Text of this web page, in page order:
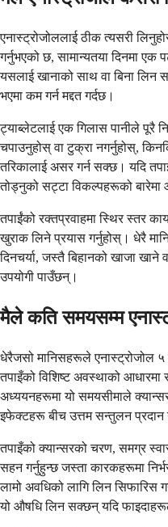
एनास्ट्रोजोललाई ठीक त्यसरी
गर्नुभएको छ, सामान्यतया दिनमा
यसलाई खानाको साथ वा बिना लिन
भएमा कम गर्न मद्दत गर्दछ।
ट्याब्लेटलाई एक गिलास पानीले पूरै
चपाउनुहोस् वा टुक्रा नगर्नुहोस्,
तरिकालाई असर गर्न सक्छ। यदि
तोड्नुको सट्टा विकल्पहरूको बारेमा
तपाईंको रक्तप्रवाहमा स्थिर स्तर
खुराक लिने प्रयास गर्नुहोस्। धेरै
दिनचर्या, जस्तै बिहानको खाजा
उपयोगी पाउँछन्।
मैले कति समयसम्म
धेरैजसो मानिसहरूले एनास्ट्रोजोल ५
तपाइँको विशिष्ट अवस्थाको आधारमा
अध्ययनहरूमा यो समयसीमाले
इफेक्टहरू बीच उत्तम सन्तुलन प्रदान
तपाइँको क्यान्सरको चरण, समग्र
सहन गर्नुहुन्छ जस्ता कारकहरूमा
लामो अवधिको लागि लिन सिफारिस
यो औषधि लिन सक्छन् यदि